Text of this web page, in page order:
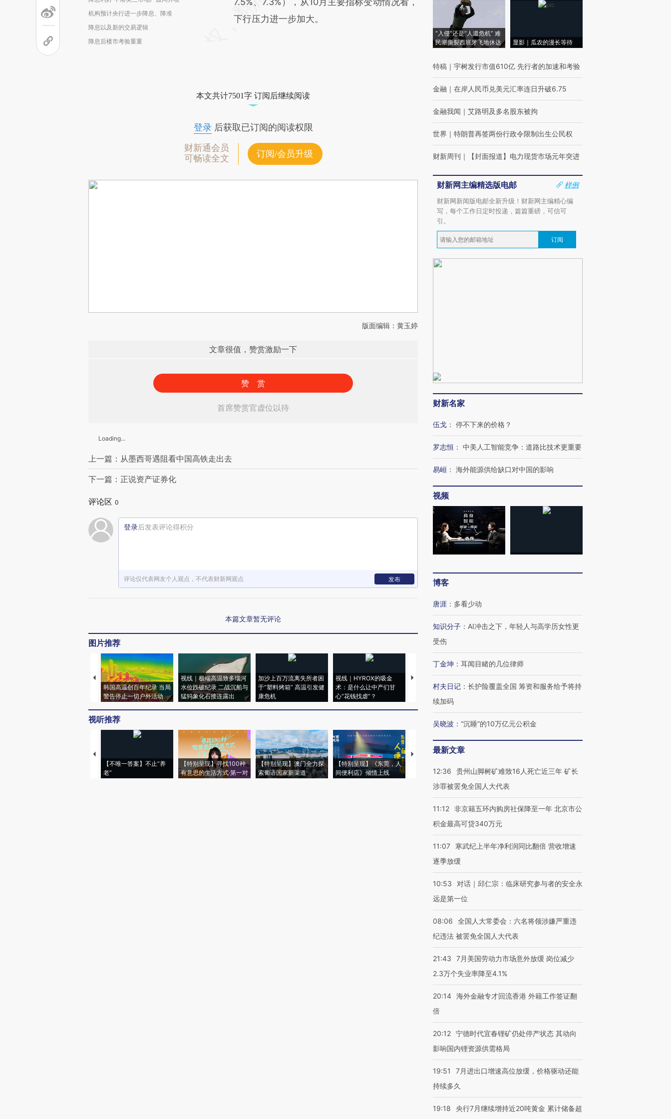
机构预计央行进一步降息、降准
降息以及新的交易逻辑
降息后楼市考验重重
下行压力进一步加大。
本文共计7501字 订阅后继续阅读
登录后获取已订阅的阅读权限
财新通会员
可畅读全文
订阅/会员升级
版面编辑：黄玉婷
文章很值，赞赏激励一下
赞 赏
首席赞赏官虚位以待
Loading...
上一篇：从墨西哥遇阻看中国高铁走出去
下一篇：正说资产证券化
评论区 0
登录后发表评论得积分
评论仅代表网友个人观点，不代表财新网观点 发布
本篇文章暂无评论
图片推荐
韩国高温创百年纪录 当局
警告停止一切户外活动
视线｜极端高温致多瑙河
水位跌破纪录 二战沉船与
猛犸象化石接连露出
加沙上百万流离失所者困
于“塑料烤箱” 高温引发健
康危机
视线｜HYROX的吸金
术：是什么让中产们甘
心“花钱找虐”？
马航飞行员跨国走私7万
粒摇头丸 尿检体内含3种
度Z世代 用街头抗争将教
机”？难民潮撕裂西班牙
视听推荐
【不唯一答案】不止“养
老”
【特别呈现】寻找100种
有意思的生活方式·第一对
【特别呈现】澳门全力探
索葡语国家新渠道
【特别呈现】《东莞，人
间便利店》倾情上线
【推广】走进第四届链博
有意思的生活方式·第三对
住三大增长引擎是什么？
“入侵”还是“人道危机” 难
民潮撕裂西班牙飞地休达
显影｜瓜农的漫长等待
特稿 ｜ 宇树发行市值610亿 先行者的加速和考验
金融 ｜ 在岸人民币兑美元汇率连日升破6.75
金融我闻 ｜ 艾路明及多名股东被拘
世界 ｜ 特朗普再签两份行政令限制出生公民权
财新周刊 ｜ 【封面报道】电力现货市场元年突进
财新网主编精选版电邮
样例
财新网新闻版电邮全新升级！财新网主编精心编
写，每个工作日定时投递，篇篇重磅，可信可
引。
订阅
财新名家
伍戈 ： 停不下来的价格？
罗志恒 ： 中美人工智能竞争：道路比技术更重要
易峘 ： 海外能源供给缺口对中国的影响
视频
博客
唐涯 ： 多看少动
知识分子 ： AI冲击之下，年轻人与高学历女性更
受伤
丁金坤 ： 耳闻目睹的几位律师
村夫日记 ： 长护险覆盖全国 筹资和服务给予将持
续加码
吴晓波 ： “沉睡”的10万亿元公积金
最新文章
12:36
贵州山脚树矿难致16人死亡近三年 矿长
涉罪被罢免全国人大代表
11:12 非京籍五环内购房社保降至一年 北京市公
积金最高可贷340万元
11:07
寒武纪上半年净利润同比翻倍 营收增速
逐季放缓
10:53
对话｜邱仁宗：临床研究参与者的安全永
远是第一位
08:06
全国人大常委会：六名将领涉嫌严重违
纪违法 被罢免全国人大代表
21:43
7月美国劳动力市场意外放缓 岗位减少
2.3万个失业率降至4.1%
20:14 海外金融专才回流香港 外籍工作签证翻
倍
20:12 宁德时代宜春锂矿仍处停产状态 其动向
影响国内锂资源供需格局
19:51
7月进出口增速高位放缓，价格驱动还能
持续多久
19:18 央行7月继续增持近20吨黄金 累计储备超